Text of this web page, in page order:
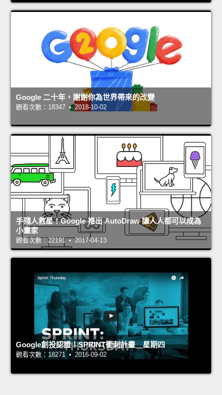
Google 二十年，謝謝你為世界帶來的改變
觀看次數：18347 • 2018-10-02
手殘人救星！Google 推出 AutoDraw 讓人人都可以成為
小畫家
觀看次數：22191 • 2017-04-13
Google創投認證！SPRINT衝刺計畫＿星期四
觀看次數：18271 • 2016-09-02